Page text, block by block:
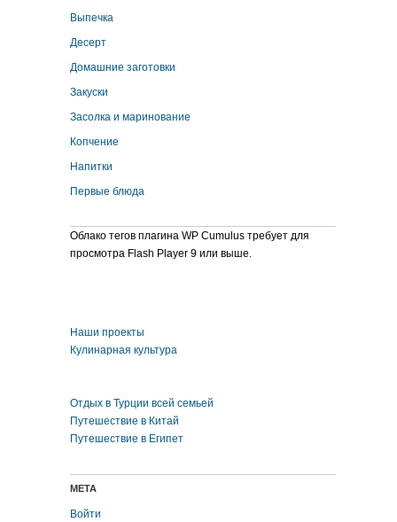
Выпечка
Десерт
Домашние заготовки
Закуски
Засолка и маринование
Копчение
Напитки
Первые блюда
Облако тегов плагина WP Cumulus требует для
просмотра Flash Player 9 или выше.
Наши проекты
Кулинарная культура
Отдых в Турции всей семьей
Путешествие в Китай
Путешествие в Египет
МЕТА
Войти